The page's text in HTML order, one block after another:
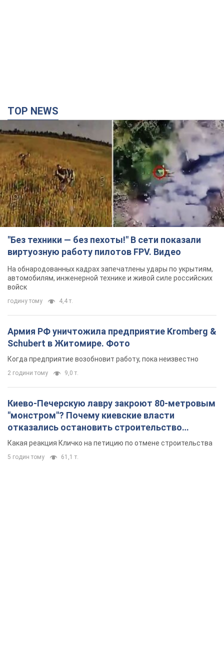
TOP NEWS
"Без техники — без пехоты!" В сети показали
виртуозную работу пилотов FPV. Видео
На обнародованных кадрах запечатлены удары по укрытиям,
автомобилям, инженерной технике и живой силе российских
войск
годину тому 4,4 т.
Армия РФ уничтожила предприятие Kromberg &
Schubert в Житомире. Фото
Когда предприятие возобновит работу, пока неизвестно
2 години тому 9,0 т.
Киево-Печерскую лавру закроют 80-метровым
"монстром"? Почему киевские власти
отказались остановить строительство
небоскреба "московского верующего"
Какая реакция Кличко на петицию по отмене строительства
5 годин тому 61,1 т.